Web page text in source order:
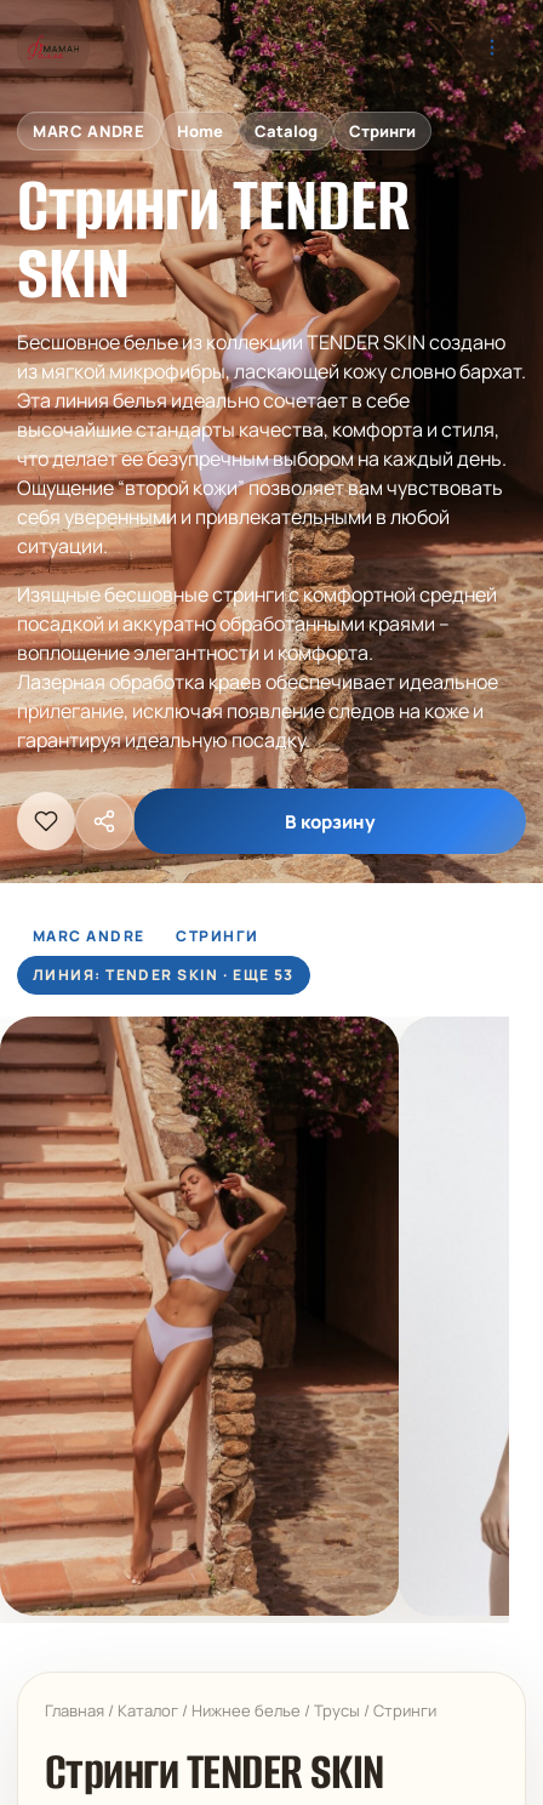
MARC ANDRE Home Catalog Стринги
Стринги TENDER
SKIN
Бесшовное белье из коллекции TENDER SKIN создано
из мягкой микрофибры, ласкающей кожу словно бархат.
Эта линия белья идеально сочетает в себе
высочайшие стандарты качества, комфорта и стиля,
что делает ее безупречным выбором на каждый день.
Ощущение “второй кожи” позволяет вам чувствовать
себя уверенными и привлекательными в любой
ситуации.
Изящные бесшовные стринги с комфортной средней
посадкой и аккуратно обработанными краями –
воплощение элегантности и комфорта.
Лазерная обработка краев обеспечивает идеальное
прилегание, исключая появление следов на коже и
гарантируя идеальную посадку.
В корзину
MARC ANDRE
СТРИНГИ
ЛИНИЯ: TENDER SKIN · ЕЩЕ 53
Главная / Каталог / Нижнее белье / Трусы / Стринги
Стринги TENDER SKIN